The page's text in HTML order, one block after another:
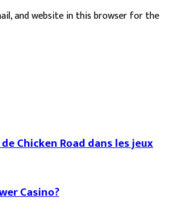
and website in this browser for the
Chicken Road dans les jeux
Casino?